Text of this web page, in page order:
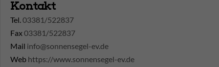
Kontakt
Tel.03381/522837
Fax03381/522837
Mail info@sonnensegel-ev.de
Web https://www.sonnensegel-ev.de